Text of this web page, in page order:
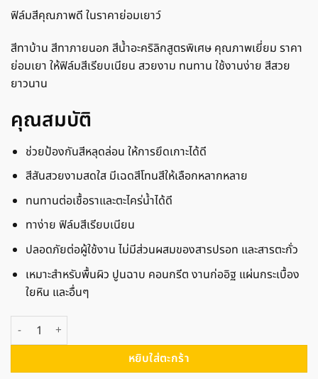
ฟิล์มสีคุณภาพดี ในราคาย่อมเยาว์
สีทาบ้าน สีทาภายนอก สีน้ำอะคริลิกสูตรพิเศษ คุณภาพเยี่ยม ราคา
ย่อมเยา ให้ฟิล์มสีเรียบเนียน สวยงาม ทนทาน ใช้งานง่าย สีสวย
ยาวนาน
คุณสมบัติ
ช่วยป้องกันสีหลุดล่อน ให้การยึดเกาะได้ดี
สีสันสวยงามสดใส มีเฉดสีโทนสีให้เลือกหลากหลาย
ทนทานต่อเชื้อราและตะไคร่น้ำได้ดี
ทาง่าย ฟิล์มสีเรียบเนียน
ปลอดภัยต่อผู้ใช้งาน ไม่มีส่วนผสมของสารปรอท และสารตะกั่ว
เหมาะสำหรับพื้นผิว ปูนฉาบ คอนกรีต งานก่ออิฐ แผ่นกระเบื้อง
ใยหิน และอื่นๆ
จำนวน Nippon Paint นิปปอนเพนต์ จูเนียร์ 99 สำหรับภายนอก (ด้าน)
หยิบใส่ตะกร้า